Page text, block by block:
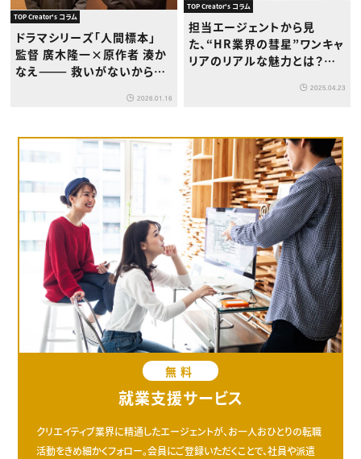
TOP Creator's コラム
ドラマシリーズ「人間標本」
監督 廣木隆一×原作者 湊か
なえ——— 救いがないからこ
2026.01.16
TOP Creator's コラム
担当エージェントから見
た、“HR業界の彗星”ワンキャ
リアのリアルな魅力とは？
2025.04.23
無料
就業支援サービス
クリエイティブ業界に精通したエージェントが、お一人おひとりの転職
活動をきめ細かくフォロー。会員にご登録いただくことで、社員や派遣